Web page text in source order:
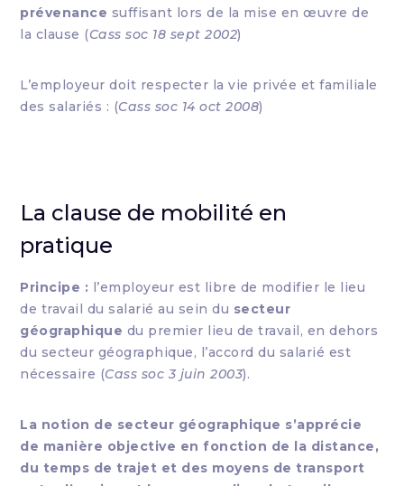
prévenance suffisant lors de la mise en œuvre de
la clause (Cass soc 18 sept 2002)
L’employeur doit respecter la vie privée et familiale
des salariés : (Cass soc 14 oct 2008)
La clause de mobilité en
pratique
Principe : l’employeur est libre de modifier le lieu
de travail du salarié au sein du secteur
géographique du premier lieu de travail, en dehors
du secteur géographique, l’accord du salarié est
nécessaire (Cass soc 3 juin 2003).
La notion de secteur géographique s’apprécie
de manière objective en fonction de la distance,
du temps de trajet et des moyens de transport